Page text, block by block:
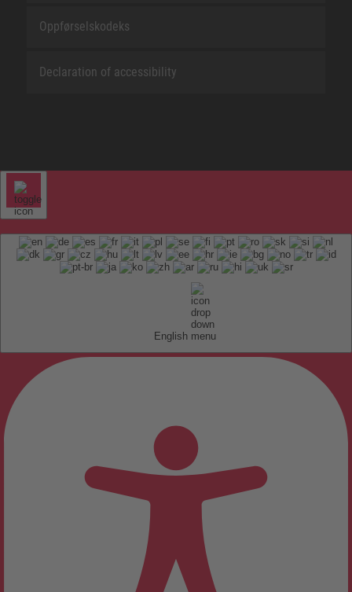
Oppførselskodeks
Declaration of accessibility
English